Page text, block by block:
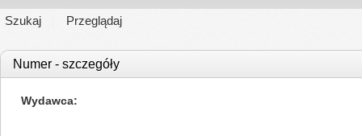
Szukaj Przeglądaj
Numer - szczegóły
Wydawca